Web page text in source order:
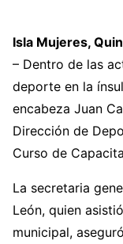
Isla Mujeres,
– Dentro de las
deporte en la
encabeza Juan
Dirección de
Curso de
La secretaria
León, quien
municipal,